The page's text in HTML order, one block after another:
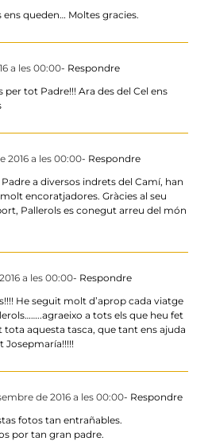
ens queden… Moltes gracies.
a les 00:00- Respondre
per tot Padre!!! Ara des del Cel ens
2016 a les 00:00- Respondre
Padre a diversos indrets del Camí, han
encoratjadores. Gràcies al seu
Pallerols es conegut arreu del món
a les 00:00- Respondre
He seguit molt d’aprop cada viatge
a tots els que heu fet
tota aquesta tasca, que tant ens ajuda
Josepmaría!!!!!
de 2016 a les 00:00- Respondre
fotos tan entrañables.
por tan gran padre.